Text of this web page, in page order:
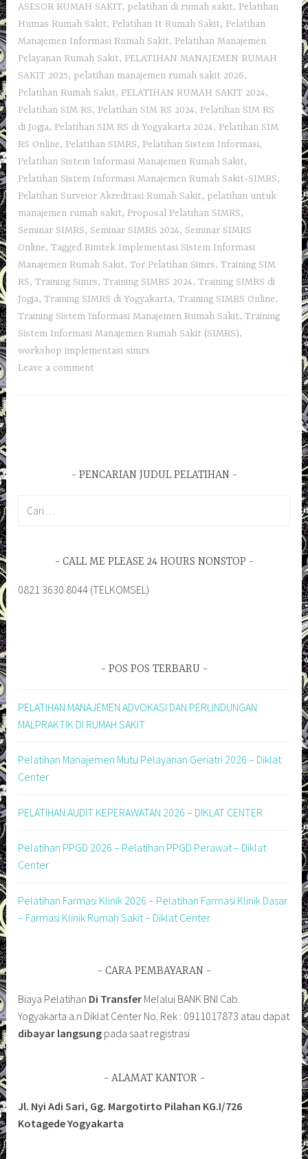
ASESOR RUMAH SAKIT, pelatihan di rumah sakit, Pelatihan
Humas Rumah Sakit, Pelatihan It Rumah Sakit, Pelatihan
Manajemen Informasi Rumah Sakit, Pelatihan Manajemen
Pelayanan Rumah Sakit, PELATIHAN MANAJEMEN RUMAH
SAKIT 2025, pelatihan manajemen rumah sakit 2026,
Pelatihan Rumah Sakit‎, PELATIHAN RUMAH SAKIT 2024,
Pelatihan SIM RS, Pelatihan SIM RS 2024, Pelatihan SIM RS
di Jogja, Pelatihan SIM RS di Yogyakarta 2024, Pelatihan SIM
RS Online, Pelatihan SIMRS, Pelatihan Sistem Informasi,
Pelatihan Sistem Informasi Manajemen Rumah Sakit,
Pelatihan Sistem Informasi Manajemen Rumah Sakit-SIMRS,
Pelatihan Surveior Akreditasi Rumah Sakit, pelatihan untuk
manajemen rumah sakit, Proposal Pelatihan SIMRS,
Seminar SIMRS, Seminar SIMRS 2024, Seminar SIMRS
Online,Tagged Bimtek Implementasi Sistem Informasi
Manajemen Rumah Sakit,Tor Pelatihan Simrs,Training SIM
RS,Training Simrs,Training SIMRS 2024,Training SIMRS di
Jogja,Training SIMRS di Yogyakarta,Training SIMRS Online,
Training Sistem Informasi Manajemen Rumah Sakit,Training
Sistem Informasi Manajemen Rumah Sakit (SIMRS),
workshop implementasi simrs
Leave a comment
PENCARIAN JUDUL PELATIHAN
CALL ME PLEASE 24 HOURS NONSTOP
0821 3630 8044 (TELKOMSEL)
POS POS TERBARU
PELATIHAN MANAJEMEN ADVOKASI DAN PERLINDUNGAN
MALPRAKTIK DI RUMAH SAKIT
Pelatihan Manajemen Mutu Pelayanan Geriatri 2026 – Diklat
Center
PELATIHAN AUDIT KEPERAWATAN 2026 – DIKLAT CENTER
Pelatihan PPGD 2026 – Pelatihan PPGD Perawat – Diklat
Center
Pelatihan Farmasi Klinik 2026 – Pelatihan Farmasi Klinik Dasar
– Farmasi Klinik Rumah Sakit – Diklat Center
CARA PEMBAYARAN
Biaya Pelatihan Di Transfer Melalui BANK BNI Cab.
Yogyakarta a.n Diklat Center No. Rek : 0911017873 atau dapat
dibayar langsung pada saat registrasi
ALAMAT KANTOR
Jl. Nyi Adi Sari, Gg. Margotirto Pilahan KG.I/726
Kotagede Yogyakarta